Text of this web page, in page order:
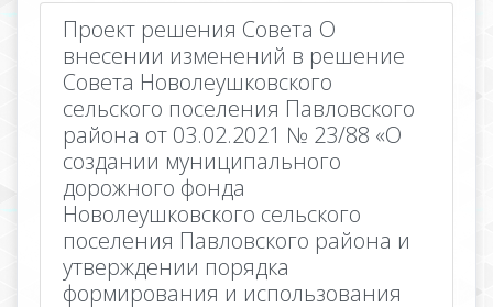
Проект решения Совета О
внесении изменений в решение
Совета Новолеушковского
сельского поселения Павловского
района от 03.02.2021 № 23/88 «О
создании муниципального
дорожного фонда
Новолеушковского сельского
поселения Павловского района и
утверждении порядка
формирования и использования